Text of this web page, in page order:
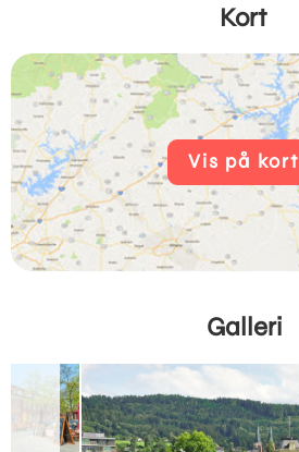
Kort
Vis på kort
Galleri